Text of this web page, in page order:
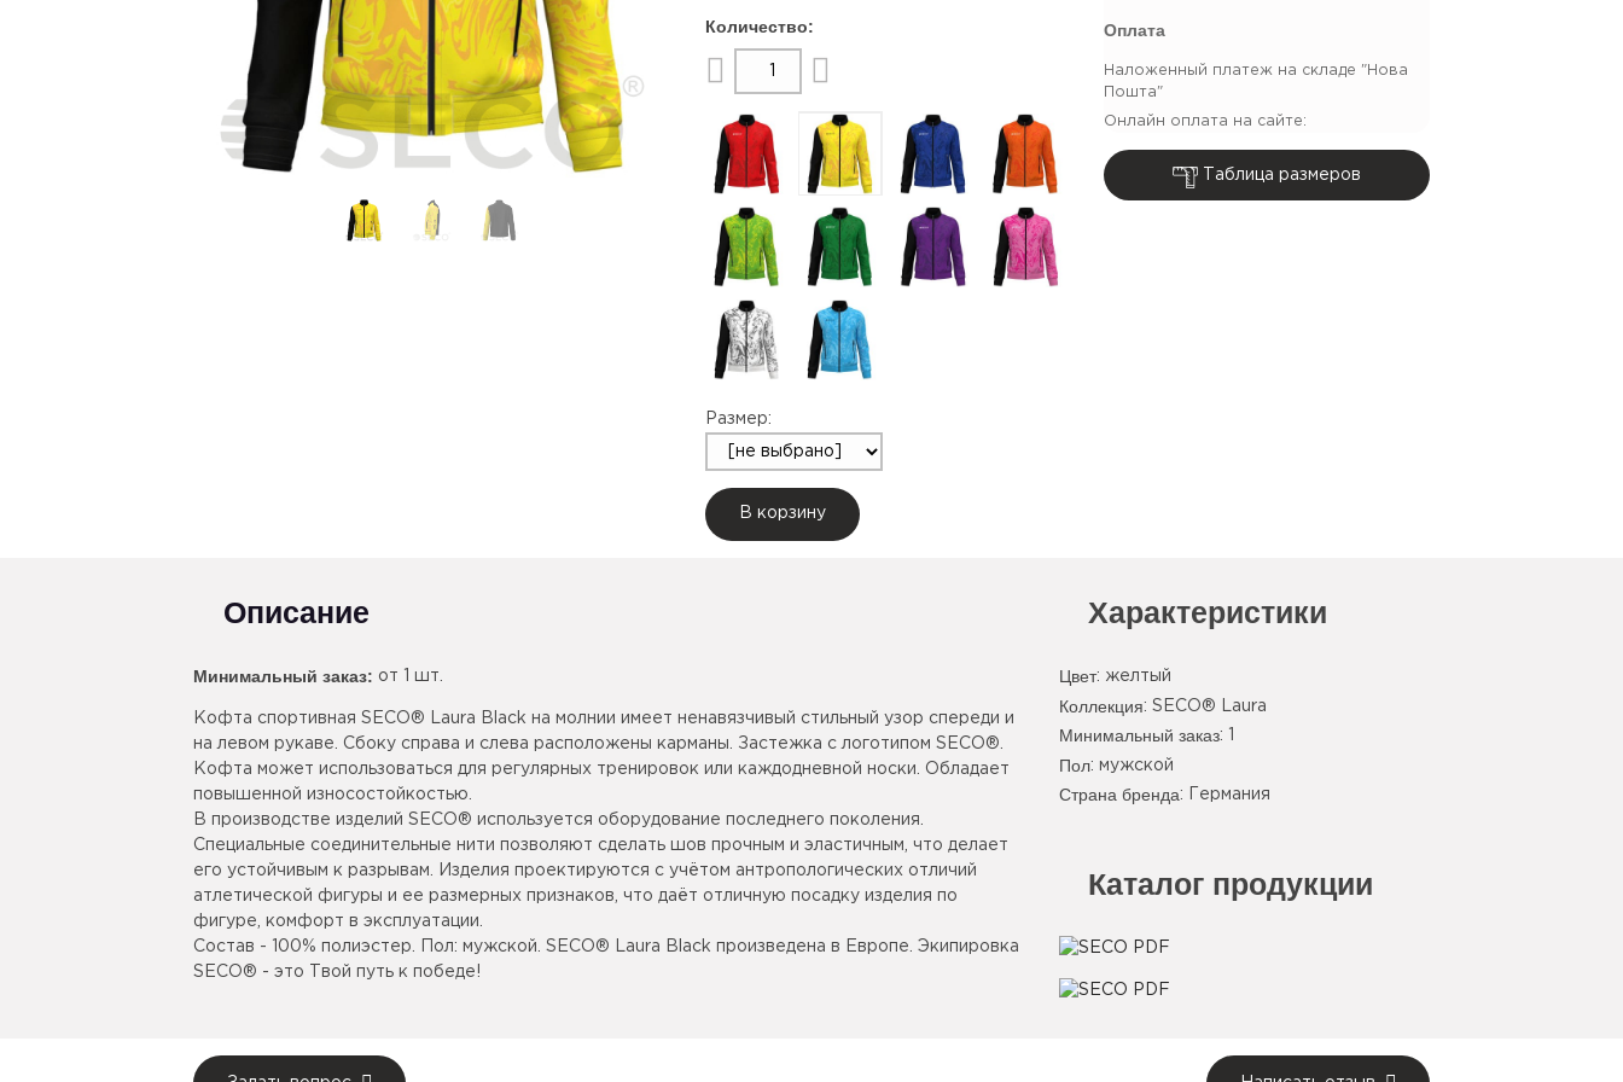
Размер:
В корзину
Оплата
Наложенный платеж на складе "Нова
Пошта"
Онлайн оплата на сайте:
Таблица размеров
Описание
Минимальный заказ: от 1 шт.
Кофта спортивная SECO® Laura Black на молнии имеет ненавязчивый стильный узор спереди и
на левом рукаве. Сбоку справа и слева расположены карманы. Застежка с логотипом SECO®.
Кофта может использоваться для регулярных тренировок или каждодневной носки. Обладает
повышенной износостойкостью.
В производстве изделий SECO® используется оборудование последнего поколения.
Специальные соединительные нити позволяют сделать шов прочным и эластичным, что делает
его устойчивым к разрывам. Изделия проектируются с учётом антропологических отличий
атлетической фигуры и ее размерных признаков, что даёт отличную посадку изделия по
фигуре, комфорт в эксплуатации.
Состав - 100% полиэстер. Пол: мужской. SECO® Laura Black произведена в Европе. Экипировка
SECO® - это Твой путь к победе!
Характеристики
Цвет: желтый
Коллекция: SECO® Laura
Минимальный заказ: 1
Пол: мужской
Страна бренда: Германия
Каталог продукции